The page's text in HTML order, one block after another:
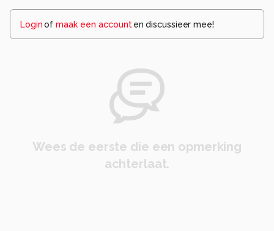
Loginof maak een account en discussieer mee!
Wees de eerste die een opmerking
achterlaat.